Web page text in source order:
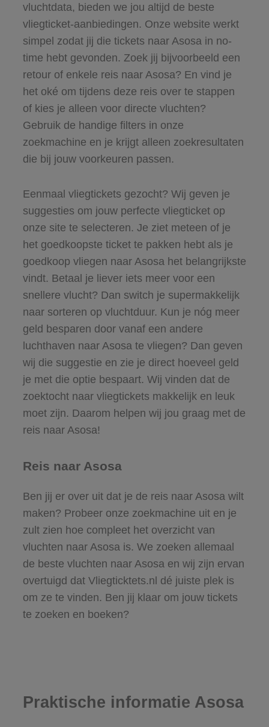
vluchtdata, bieden we jou altijd de beste
vliegticket-aanbiedingen. Onze website werkt
simpel zodat jij die tickets naar Asosa in no-
time hebt gevonden. Zoek jij bijvoorbeeld een
retour of enkele reis naar Asosa? En vind je
het oké om tijdens deze reis over te stappen
of kies je alleen voor directe vluchten?
Gebruik de handige filters in onze
zoekmachine en je krijgt alleen zoekresultaten
die bij jouw voorkeuren passen.
Eenmaal vliegtickets gezocht? Wij geven je
suggesties om jouw perfecte vliegticket op
onze site te selecteren. Je ziet meteen of je
het goedkoopste ticket te pakken hebt als je
goedkoop vliegen naar Asosa het belangrijkste
vindt. Betaal je liever iets meer voor een
snellere vlucht? Dan switch je supermakkelijk
naar sorteren op vluchtduur. Kun je nóg meer
geld besparen door vanaf een andere
luchthaven naar Asosa te vliegen? Dan geven
wij die suggestie en zie je direct hoeveel geld
je met die optie bespaart. Wij vinden dat de
zoektocht naar vliegtickets makkelijk en leuk
moet zijn. Daarom helpen wij jou graag met de
reis naar Asosa!
Reis naar Asosa
Ben jij er over uit dat je de reis naar Asosa wilt
maken? Probeer onze zoekmachine uit en je
zult zien hoe compleet het overzicht van
vluchten naar Asosa is. We zoeken allemaal
de beste vluchten naar Asosa en wij zijn ervan
overtuigd dat Vliegticktets.nl dé juiste plek is
om ze te vinden. Ben jij klaar om jouw tickets
te zoeken en boeken?
Praktische informatie Asosa